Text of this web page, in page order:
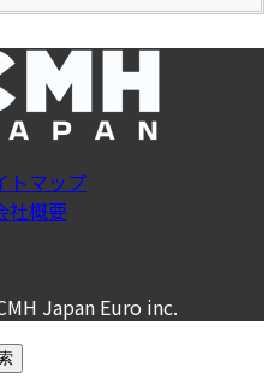
トマップ
社概要
Japan Euro inc.